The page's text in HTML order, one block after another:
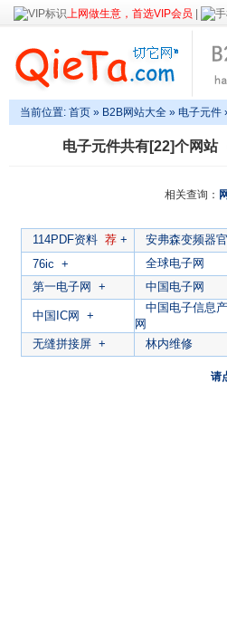
上网做生意，首选VIP会员
当前位置: 首页 » B2B网站大全 » 电子元件
电子元件共有[22]个网站
相关查询：
114PDF资料 荐 + 安弗森变频器
76ic + 全球电子网
第一电子网
+ 中国电子网
中国IC网 +
中国电子信息
网
无缝拼接屏 + 林内维修
请